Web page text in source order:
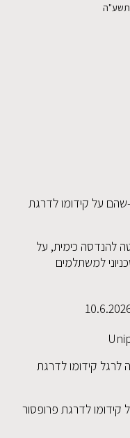
תשע"ה
על קידומו לדרגת
להנדסה כימית, על
למשתלמים
לרגל קידומו לדרגת
לדרגת פרופסור